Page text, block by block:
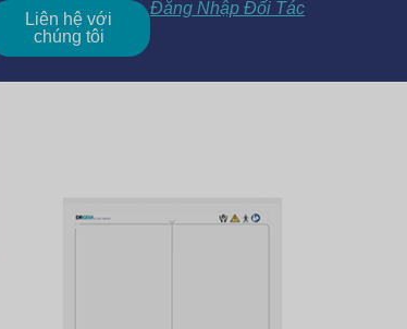
Liên hệ với
chúng tôi
Đăng Nhập Đối Tác